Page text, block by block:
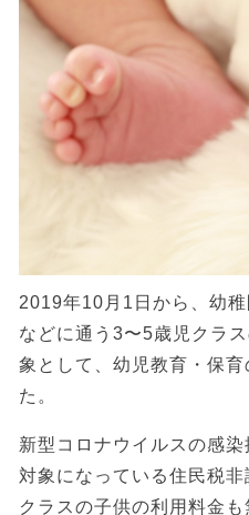
2019年10月1日から、幼
などに通う3〜5歳児クラ
象として、幼児教育・保
た。
新型コロナウイルスの感
対象になっている住民税
クラスの子供の利用料金も